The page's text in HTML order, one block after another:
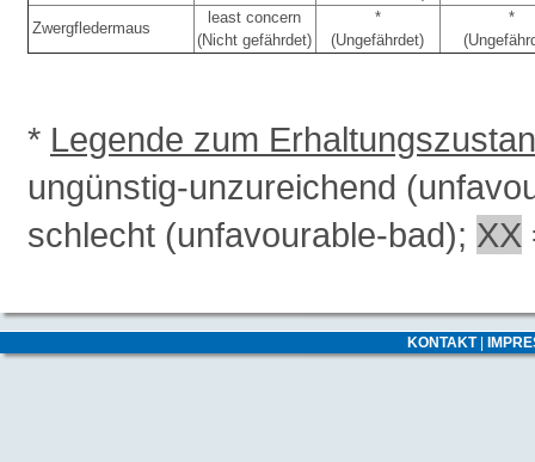
Zwergfledermaus
least concern
(Nicht gefährdet)
*
(Ungefährdet)
*
* Legende zum
ungünstig-unzureichend
schlecht (unfavourable-bad); XX
KONTAKT|